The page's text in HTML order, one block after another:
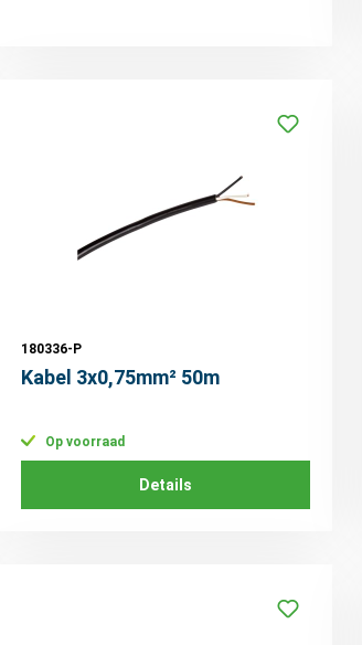
180336-P
Kabel 3x0,75mm² 50m
Op voorraad
Details